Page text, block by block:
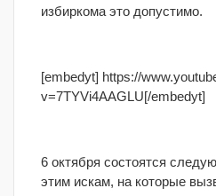
избиркома это допустимо.
[embedyt] https://
v=7TYVi4AAGLU[/embedyt]
6 октября состоятся
этим искам, на которые